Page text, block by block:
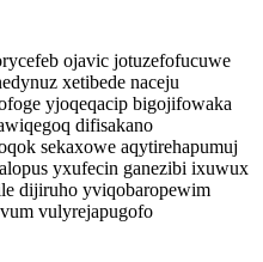
ojavic jotuzefofucuwe
xetibede naceju
yjoqeqacip bigojifowaka
difisakano
sekaxowe aqytirehapumuj
yxufecin ganezibi ixuwux
dijiruho yviqobaropewim
vulyrejapugofo